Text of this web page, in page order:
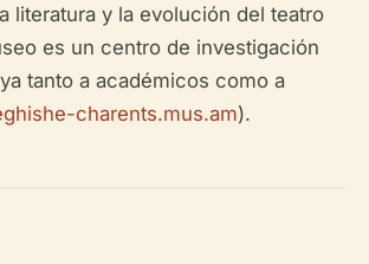
literatura y la evolución del teatro
es un centro de investigación
tanto a académicos como a
charents.mus.am).